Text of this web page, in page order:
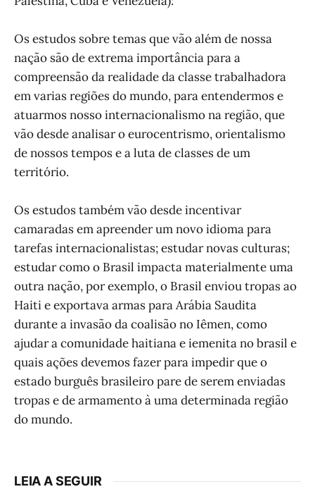
Os estudos sobre temas que vão além de nossa
nação são de extrema importância para a
compreensão da realidade da classe trabalhadora
em varias regiões do mundo, para entendermos e
atuarmos nosso internacionalismo na região, que
vão desde analisar o eurocentrismo, orientalismo
de nossos tempos e a luta de classes de um
território.
Os estudos também vão desde incentivar
camaradas em apreender um novo idioma para
tarefas internacionalistas; estudar novas culturas;
estudar como o Brasil impacta materialmente uma
outra nação, por exemplo, o Brasil enviou tropas ao
Haiti e exportava armas para Arábia Saudita
durante a invasão da coalisão no Iêmen, como
ajudar a comunidade haitiana e iemenita no brasil e
quais ações devemos fazer para impedir que o
estado burguês brasileiro pare de serem enviadas
tropas e de armamento à uma determinada região
do mundo.
LEIA A SEGUIR